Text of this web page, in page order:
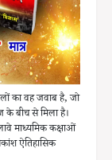
का वह जवाब है, जो
के बीच से मिला है।
माध्यमिक कक्षाओं
ऐतिहासिक